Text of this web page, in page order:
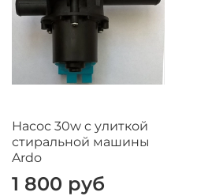
Насос 30w c улиткой
стиральной машины
Ardo
1 800 руб